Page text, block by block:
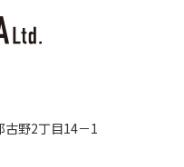
古野2丁目14－1